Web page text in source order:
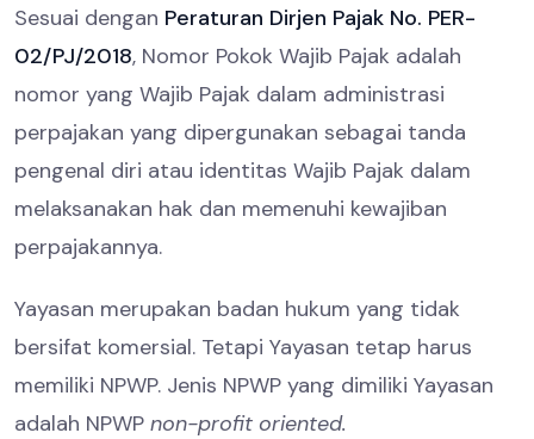
Sesuai dengan Peraturan Dirjen Pajak No. PER-
02/PJ/2018, Nomor Pokok Wajib Pajak adalah
nomor yang Wajib Pajak dalam administrasi
perpajakan yang dipergunakan sebagai tanda
pengenal diri atau identitas Wajib Pajak dalam
melaksanakan hak dan memenuhi kewajiban
perpajakannya.
Yayasan merupakan badan hukum yang tidak
bersifat komersial. Tetapi Yayasan tetap harus
memiliki NPWP. Jenis NPWP yang dimiliki Yayasan
adalah NPWP non-profit oriented.